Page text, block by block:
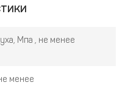
при низких
Мпа , не менее
менее